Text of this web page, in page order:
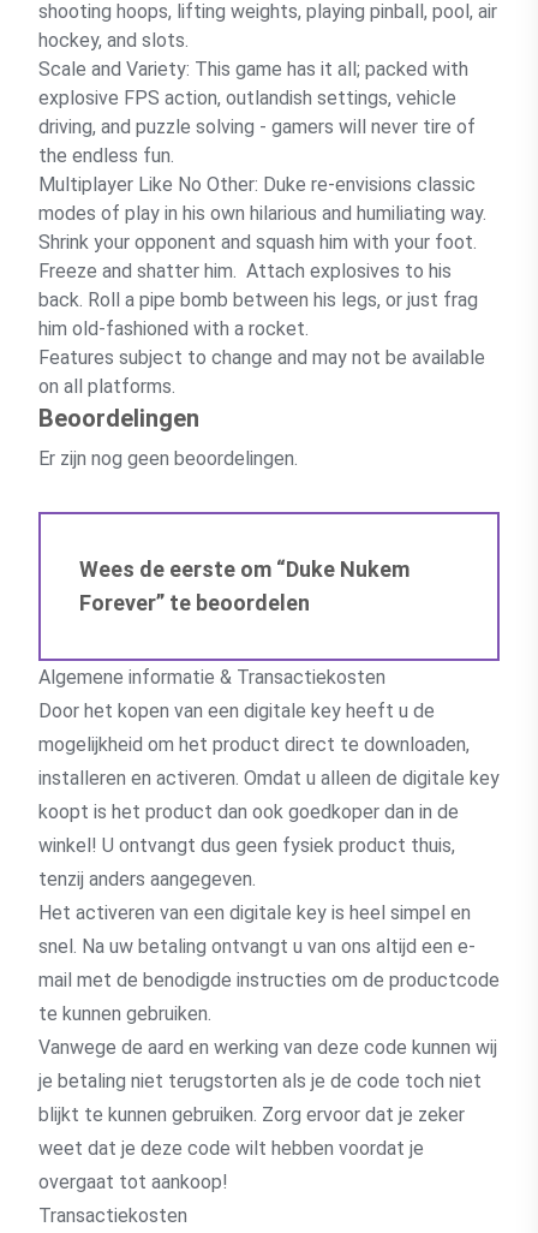
shooting hoops, lifting weights, playing pinball, pool, air
hockey, and slots.
Scale and Variety: This game has it all; packed with
explosive FPS action, outlandish settings, vehicle
driving, and puzzle solving - gamers will never tire of
the endless fun.
Multiplayer Like No Other: Duke re-envisions classic
modes of play in his own hilarious and humiliating way.
Shrink your opponent and squash him with your foot.
Freeze and shatter him. Attach explosives to his
back. Roll a pipe bomb between his legs, or just frag
him old-fashioned with a rocket.
Features subject to change and may not be available
on all platforms.
Beoordelingen
Er zijn nog geen beoordelingen.
Wees de eerste om “Duke Nukem
Forever” te beoordelen
Algemene informatie & Transactiekosten
Door het kopen van een digitale key heeft u de
mogelijkheid om het product direct te downloaden,
installeren en activeren. Omdat u alleen de digitale key
koopt is het product dan ook goedkoper dan in de
winkel! U ontvangt dus geen fysiek product thuis,
tenzij anders aangegeven.
Het activeren van een digitale key is heel simpel en
snel. Na uw betaling ontvangt u van ons altijd een e-
mail met de benodigde instructies om de productcode
te kunnen gebruiken.
Vanwege de aard en werking van deze code kunnen wij
je betaling niet terugstorten als je de code toch niet
blijkt te kunnen gebruiken. Zorg ervoor dat je zeker
weet dat je deze code wilt hebben voordat je
overgaat tot aankoop!
Transactiekosten